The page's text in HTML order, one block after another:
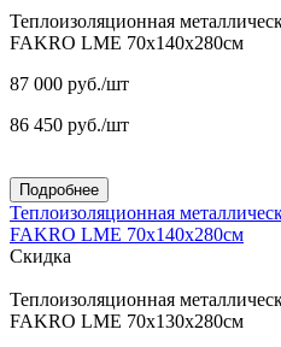
Теплоизоляционная
FAKRO LME 70х140х280см
87 000 руб./шт
86 450 руб./шт
Подробнее
Теплоизоляционная
FAKRO LME 70х140х280см
Скидка
Теплоизоляционная
FAKRO LME 70х130х280см